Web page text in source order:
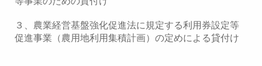
３、農業経営基盤強化促進法に規定する利用券設定等
促進事業（農用地利用集積計画）の定めによる貸付け